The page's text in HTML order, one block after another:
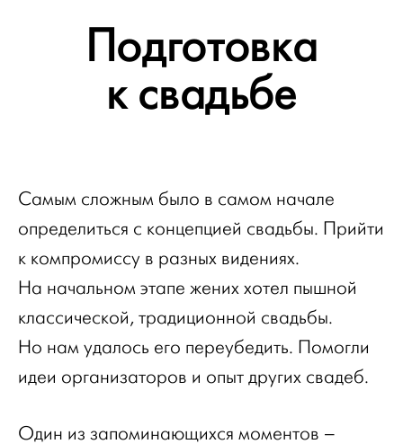
Подготовка
к свадьбе
Самым сложным было в самом начале
определиться с концепцией свадьбы. Прийти
к компромиссу в разных видениях.
На начальном этапе жених хотел пышной
классической, традиционной свадьбы.
Но нам удалось его переубедить. Помогли
идеи организаторов и опыт других свадеб.
Один из запоминающихся моментов –